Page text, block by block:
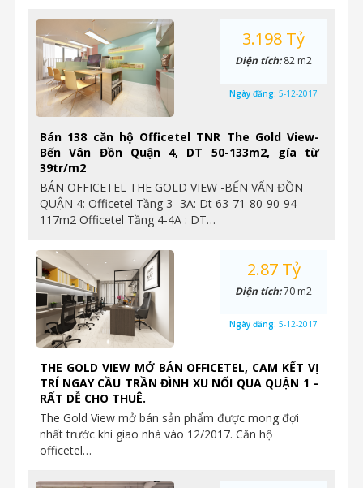
Bán 138 căn hộ Officetel TNR The Gold View-
Bến Vân Đồn Quận 4, DT 50-133m2, gía từ
39tr/m2
BÁN OFFICETEL THE GOLD VIEW -BẾN VẤN ĐỒN
QUẬN 4: Officetel Tầng 3- 3A: Dt 63-71-80-90-94-
117m2 Officetel Tầng 4-4A : DT…
3.198 Tỷ
Diện tích:82 m2
Ngày đăng: 5-12-2017
THE GOLD VIEW MỞ BÁN OFFICETEL, CAM KẾT VỊ
TRÍ NGAY CẦU TRẦN ĐÌNH XU NỐI QUA QUẬN 1 –
RẤT DỄ CHO THUÊ.
The Gold View mở bán sản phẩm được mong đợi
nhất trước khi giao nhà vào 12/2017. Căn hộ
officetel…
2.87 Tỷ
Diện tích:70 m2
Ngày đăng: 5-12-2017